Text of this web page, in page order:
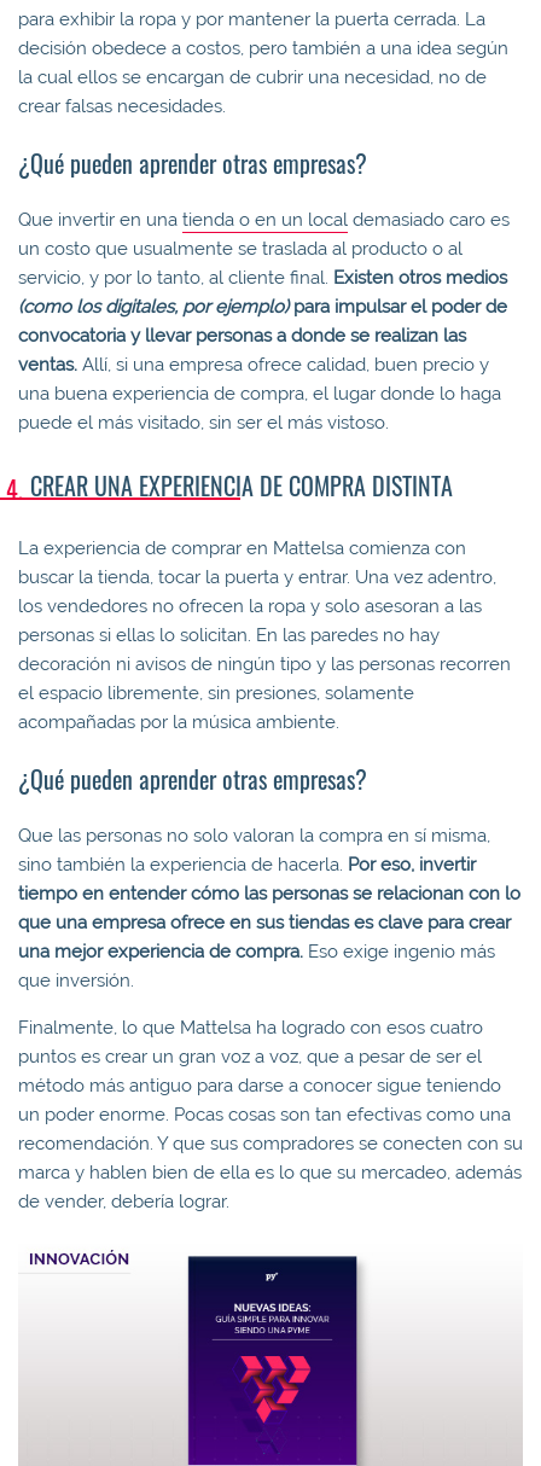
para exhibir la ropa y por mantener la puerta cerrada. La
decisión obedece a costos, pero también a una idea según
la cual ellos se encargan de cubrir una necesidad, no de
crear falsas necesidades.
¿Qué pueden aprender otras empresas?
Que invertir en una tienda o en un local demasiado caro es
un costo que usualmente se traslada al producto o al
servicio, y por lo tanto, al cliente final. Existen otros medios
(como los digitales, por ejemplo)para impulsar el poder de
convocatoria y llevar personas a donde se realizan las
ventas. Allí, si una empresa ofrece calidad, buen precio y
una buena experiencia de compra, el lugar donde lo haga
puede el más visitado, sin ser el más vistoso.
CREAR UNA EXPERIENCIA DE COMPRA DISTINTA
La experiencia de comprar en Mattelsa comienza con
buscar la tienda, tocar la puerta y entrar. Una vez adentro,
los vendedores no ofrecen la ropa y solo asesoran a las
personas si ellas lo solicitan. En las paredes no hay
decoración ni avisos de ningún tipo y las personas recorren
el espacio libremente, sin presiones, solamente
acompañadas por la música ambiente.
¿Qué pueden aprender otras empresas?
Que las personas no solo valoran la compra en sí misma,
sino también la experiencia de hacerla. Por eso, invertir
tiempo en entender cómo las personas se relacionan con lo
que una empresa ofrece en sus tiendas es clave para crear
una mejor experiencia de compra. Eso exige ingenio más
que inversión.
Finalmente, lo que Mattelsa ha logrado con esos cuatro
puntos es crear un gran voz a voz, que a pesar de ser el
método más antiguo para darse a conocer sigue teniendo
un poder enorme. Pocas cosas son tan efectivas como una
recomendación. Y que sus compradores se conecten con su
marca y hablen bien de ella es lo que su mercadeo, además
de vender, debería lograr.